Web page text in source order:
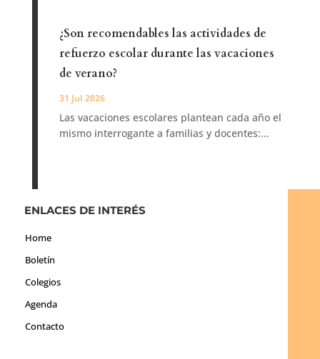
¿Son recomendables las actividades de
refuerzo escolar durante las vacaciones
de verano?
31 Jul 2026
Las vacaciones escolares plantean cada año el
mismo interrogante a familias y docentes:...
ENLACES DE INTERÉS
Home
Boletín
Colegios
Agenda
Contacto